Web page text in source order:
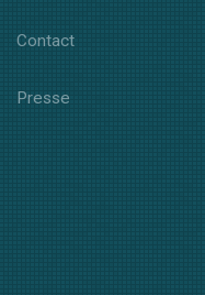
Contact
Presse